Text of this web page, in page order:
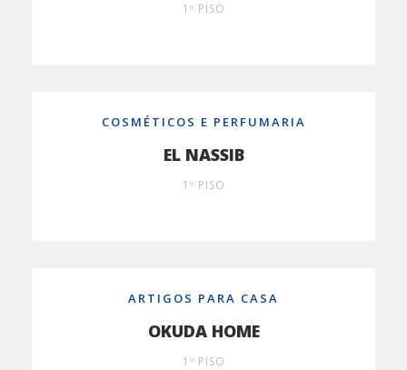
1º PISO
COSMÉTICOS E PERFUMARIA
EL NASSIB
1º PISO
ARTIGOS PARA CASA
OKUDA HOME
1º PISO